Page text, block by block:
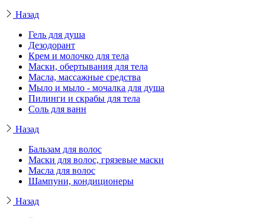
Назад
Гель для душа
Дезодорант
Крем и молочко для тела
Маски, обертывания для тела
Масла, массажные средства
Мыло и мыло - мочалка для душа
Пилинги и скрабы для тела
Соль для ванн
Назад
Бальзам для волос
Маски для волос, грязевые маски
Масла для волос
Шампуни, кондиционеры
Назад